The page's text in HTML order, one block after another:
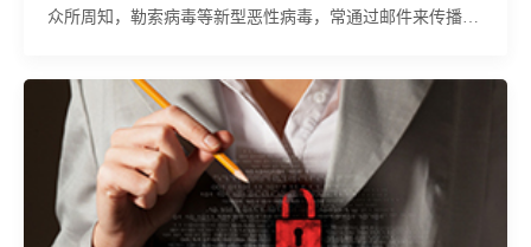
众所周知，勒索病毒等新型恶性病毒，常通过邮件来传播，